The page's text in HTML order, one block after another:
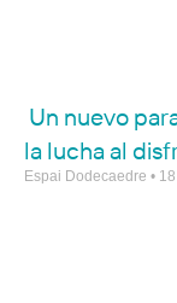
Un nuevo
la lucha al
Espai Dodecaedre